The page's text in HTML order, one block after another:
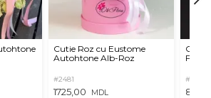
Cutie Roz cu Eustome
Autohtone Alb-Roz
#2481
1725,00 MDL
Cutie
#2854